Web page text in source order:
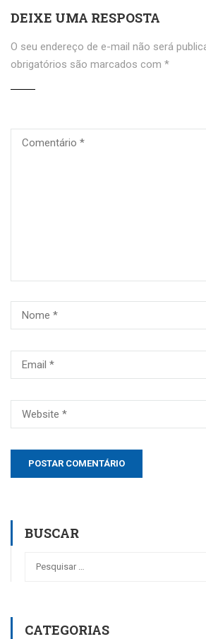
DEIXE UMA RESPOSTA
O seu endereço de e-mail não será
obrigatórios são marcados com *
BUSCAR
CATEGORIAS